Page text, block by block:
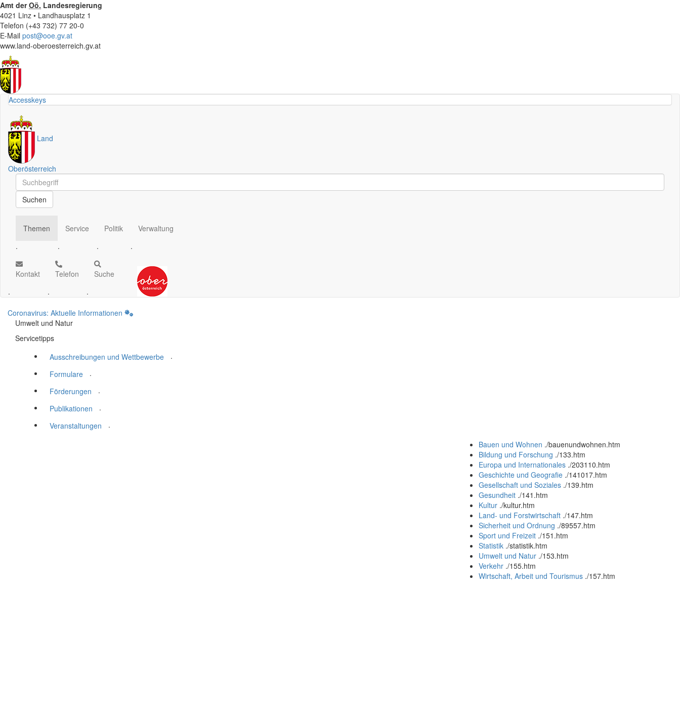
Amt derOö. Landesregierung
4021 Linz • Landhausplatz 1
Telefon (+43 732) 77 20-0
E-Mail post@ooe.gv.at
www.land-oberoesterreich.gv.at
Accesskeys
Land
Oberösterreich
Schnellsuche
Schnellsuche
Suchen
Themen
.
Service
.
Politik
.
Verwaltung
.
Kontakt
.
Telefon
.
Suche
.
Coronavirus: Aktuelle Informationen
Umwelt und Natur
Servicetipps
Ausschreibungen und Wettbewerbe
.
Formulare
.
Förderungen
.
Publikationen
.
Veranstaltungen
.
Bauen und Wohnen ./bauenundwohnen.htm
Bildung und Forschung ./133.htm
Europa und Internationales ./203110.htm
Geschichte und Geografie ./141017.htm
Gesellschaft und Soziales ./139.htm
Gesundheit ./141.htm
Kultur ./kultur.htm
Land- und Forstwirtschaft ./147.htm
Sicherheit und Ordnung ./89557.htm
Sport und Freizeit ./151.htm
Statistik ./statistik.htm
Umwelt und Natur ./153.htm
Verkehr ./155.htm
Wirtschaft, Arbeit und Tourismus ./157.htm